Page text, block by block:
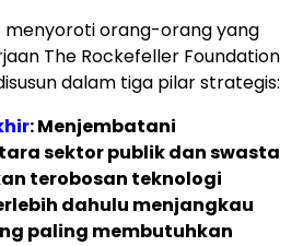
menyoroti orang-orang yang
The Rockefeller Foundation
dalam tiga pilar strategis:
: Menjembatani
sektor publik dan swasta
terobosan teknologi
dahulu menjangkau
paling membutuhkan